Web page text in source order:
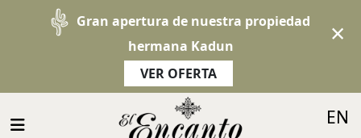
Gran apertura de nuestra propiedad
hermana Kadun
VER OFERTA
×
EN